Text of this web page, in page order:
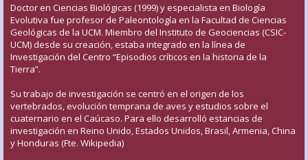
Doctor en Ciencias Biológicas (1999) y especialista en Biología
Evolutiva fue profesor de Paleontología en la Facultad de Ciencias
Geológicas de la UCM. Miembro del Instituto de Geociencias (CSIC-
UCM) desde su creación, estaba integrado en la línea de
Investigación del Centro “Episodios críticos en la historia de la
Tierra”.
Su trabajo de investigación se centró en el origen de los
vertebrados, evolución temprana de aves y estudios sobre el
cuaternario en el Caúcaso. Para ello desarrolló estancias de
investigación en Reino Unido, Estados Unidos, Brasil, Armenia, China
y Honduras (Fte. Wikipedia)